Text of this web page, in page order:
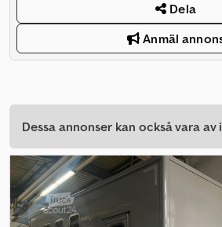
Dela
Anmäl
Dessa annonser kan också vara